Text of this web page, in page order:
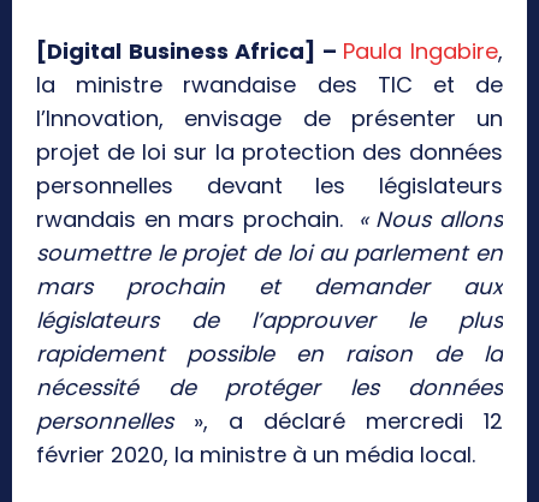
[Digital Business Africa] – Paula Ingabire,
la ministre rwandaise des TIC et de
l’Innovation, envisage de présenter un
projet de loi sur la protection des données
personnelles devant les législateurs
rwandais en mars prochain.« Nous allons
soumettre le projet de loi au parlement en
mars prochain et demander aux
législateurs de l’approuver le plus
rapidement possible en raison de la
nécessité de protéger les données
personnelles », a déclaré mercredi 12
février 2020, la ministre à un média local.